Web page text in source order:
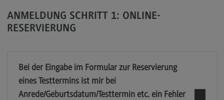
Informationen auf Deutsch
Information in English
Kontakt
Ansprechpersonen
ANMELDUNG SCHRITT 1: ONLINE-
RESERVIERUNG
Bei der Eingabe im Formular zur Reservierung
eines Testtermins ist mir bei
Anrede/Geburtsdatum/Testtermin etc. ein Fehler